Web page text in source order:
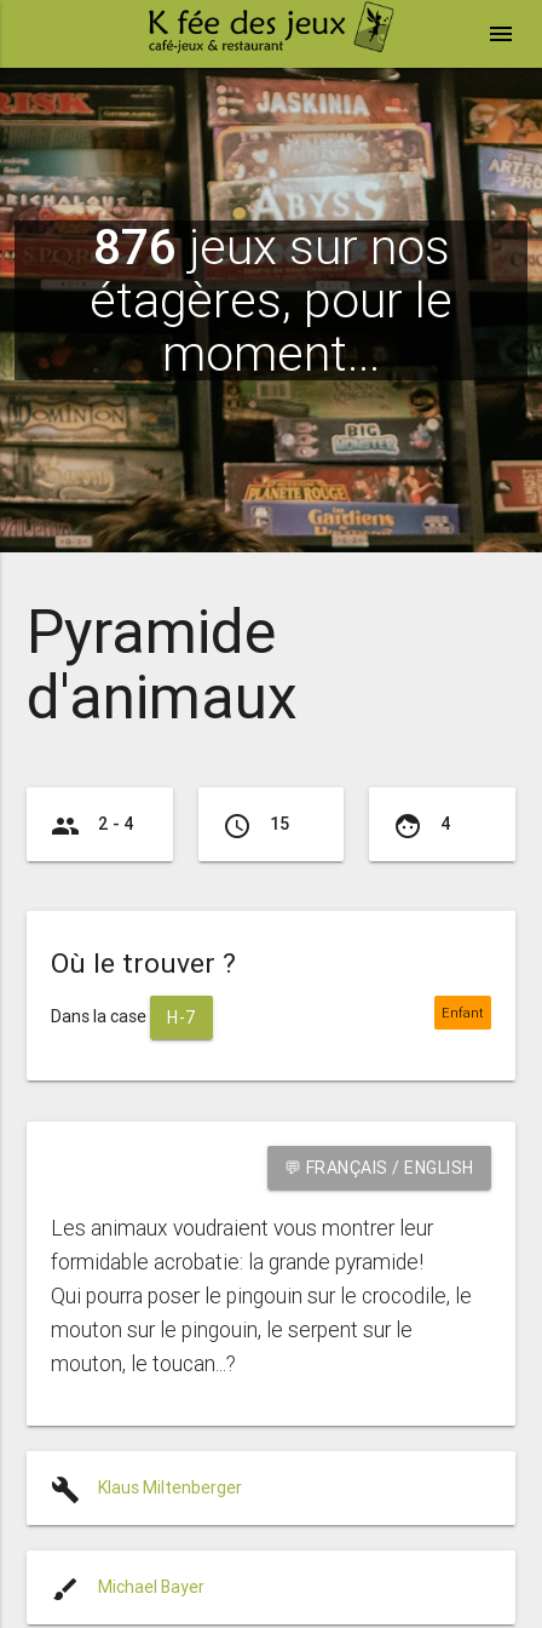
menu
876jeux sur nos
étagères, pour le
moment...
Pyramide
d'animaux
group 2 - 4 access_time 15 face 4
Où le trouver ?
Dans la case H-7 Enfant
💬 FRANÇAIS / ENGLISH
Les animaux voudraient vous montrer leur
formidable acrobatie: la grande pyramide!
Qui pourra poser le pingouin sur le crocodile, le
mouton sur le pingouin, le serpent sur le
mouton, le toucan...?
build Klaus Miltenberger
brush Michael Bayer